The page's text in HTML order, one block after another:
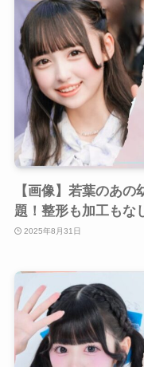
【画像】若葉のあ
題！整形も加工もな
2025年8月31日